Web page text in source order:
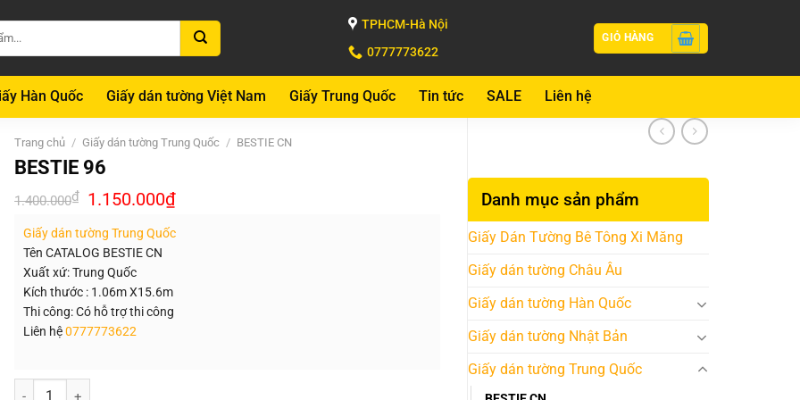
TPHCM-Hà Nội
0777773622
GIỎ HÀNG
Hàn Quốc Giấy dán tường Việt Nam Giấy Trung Quốc Tin tức SALE Liên hệ
Danh mục sản phẩm
Giấy Dán Tường Bê Tông Xi Măng
Giấy dán tường Châu Âu
Giấy dán tường Hàn Quốc
Giấy dán tường Nhật Bản
Giấy dán tường Trung Quốc
Trang chủ / Giấy dán tường Trung Quốc / BESTIE CN
BESTIE 96
1.400.000₫ Giá
gốc
1.400.000₫.
1.150.000₫Giá
hiện
là:
Giấy dán tường Trung Quốc
Tên CATALOG BESTIE CN
Xuất xứ: Trung Quốc
Kích thước : 1.06m X15.6m
Thi công: Có hỗ trợ thi công
Liên hệ0777773622
Số lượng